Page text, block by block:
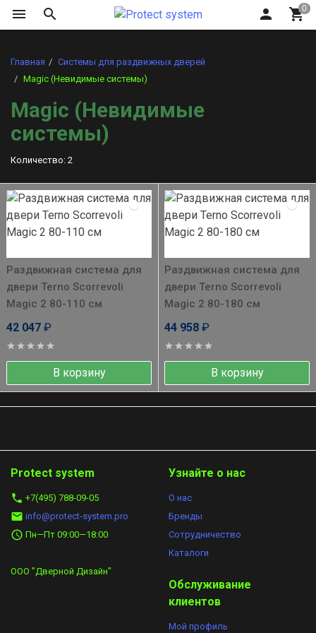
Главная
Системы для раздвижных дверей
Magic (Невидимые системы)
Magic (Невидимые
системы)
Количество: 2
Раздвижная система для
двери Terno Scorrevoli
Magic 2 80-110 см
42 047 ₽
В корзину
Раздвижная система для
двери Terno Scorrevoli
Magic 2 80-180 см
44 958 ₽
В корзину
Protect system
+7(495) 788-09-05
info@protect-system.pro
Пн—Пт 09:00—18:00
ООО "Дверной Дизайн"
Узнайте о нас
О нас
Бренды
Сотрудничество​
Каталоги
Обслуживание
клиентов
Мой профиль